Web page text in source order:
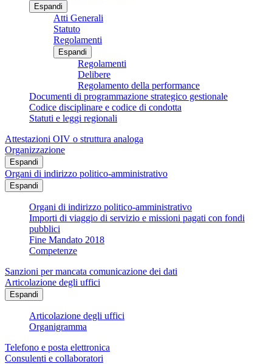
Espandi
Atti Generali
Statuto
Regolamenti
Espandi
Regolamenti
Delibere
Regolamento della performance
Documenti di programmazione strategico gestionale
Codice disciplinare e codice di condotta
Statuti e leggi regionali
Attestazioni OIV o struttura analoga
Organizzazione
Espandi
Organi di indirizzo politico-amministrativo
Espandi
Organi di indirizzo politico-amministrativo
Importi di viaggio di servizio e missioni pagati con fondi
pubblici
Fine Mandato 2018
Competenze
Sanzioni per mancata comunicazione dei dati
Articolazione degli uffici
Espandi
Articolazione degli uffici
Organigramma
Telefono e posta elettronica
Consulenti e collaboratori